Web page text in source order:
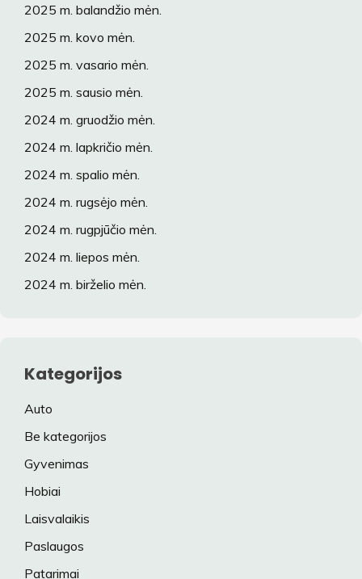
2025 m. balandžio mėn.
2025 m. kovo mėn.
2025 m. vasario mėn.
2025 m. sausio mėn.
2024 m. gruodžio mėn.
2024 m. lapkričio mėn.
2024 m. spalio mėn.
2024 m. rugsėjo mėn.
2024 m. rugpjūčio mėn.
2024 m. liepos mėn.
2024 m. birželio mėn.
Kategorijos
Auto
Be kategorijos
Gyvenimas
Hobiai
Laisvalaikis
Paslaugos
Patarimai